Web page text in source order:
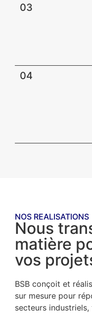
03
04
NOS REALISATIONS
Nous
matière
vos
BSB conçoit et
sur mesure pour
secteurs